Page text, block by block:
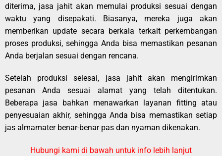
diterima, jasa jahit akan memulai produksi sesuai dengan
waktu yang disepakati. Biasanya, mereka juga akan
memberikan update secara berkala terkait perkembangan
proses produksi, sehingga Anda bisa memastikan pesanan
Anda berjalan sesuai dengan rencana.
Setelah produksi selesai, jasa jahit akan mengirimkan
pesanan Anda sesuai alamat yang telah ditentukan.
Beberapa jasa bahkan menawarkan layanan fitting atau
penyesuaian akhir, sehingga Anda bisa memastikan setiap
jas almamater benar-benar pas dan nyaman dikenakan.
Hubungi kami di bawah untuk info lebih lanjut